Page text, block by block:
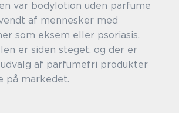
var bodylotion uden parfume
af mennesker med
som eksem eller psoriasis.
er siden steget, og der er
af parfumefri produkter
på markedet.